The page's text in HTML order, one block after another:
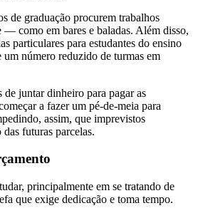
de graduação procurem trabalhos
— como em bares e baladas. Além disso,
particulares para estudantes do ensino
número reduzido de turmas em
de juntar dinheiro para pagar as
a fazer um pé-de-meia para
assim, que imprevistos
futuras parcelas.
principalmente em se tratando de
que exige dedicação e toma tempo.